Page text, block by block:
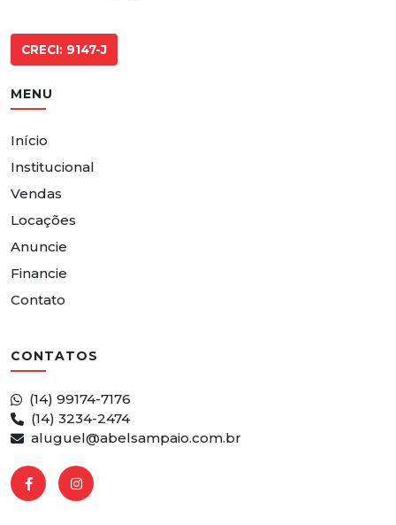
CRECI: 9147-J
MENU
Início
Institucional
Vendas
Locações
Anuncie
Financie
Contato
CONTATOS
(14) 99174-7176
(14) 3234-2474
aluguel@abelsampaio.com.br